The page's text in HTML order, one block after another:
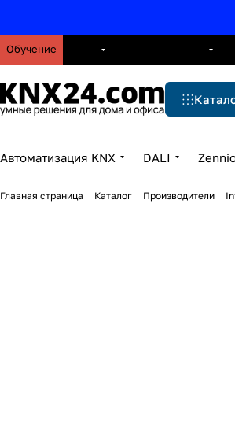
Обучение
Автоматизация KNX DALI
Главная страница Каталог Производители